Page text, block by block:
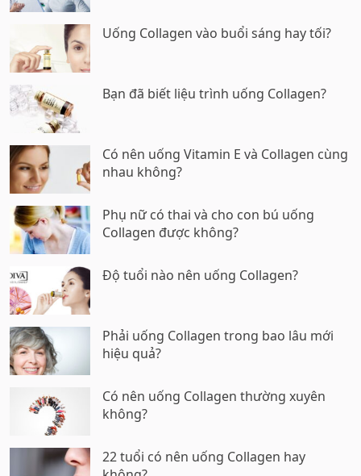
Uống Collagen vào buổi sáng hay tối?
Bạn đã biết liệu trình uống Collagen?
Có nên uống Vitamin E và Collagen cùng
nhau không?
Phụ nữ có thai và cho con bú uống
Collagen được không?
Độ tuổi nào nên uống Collagen?
Phải uống Collagen trong bao lâu mới
hiệu quả?
Có nên uống Collagen thường xuyên
không?
22 tuổi có nên uống Collagen hay